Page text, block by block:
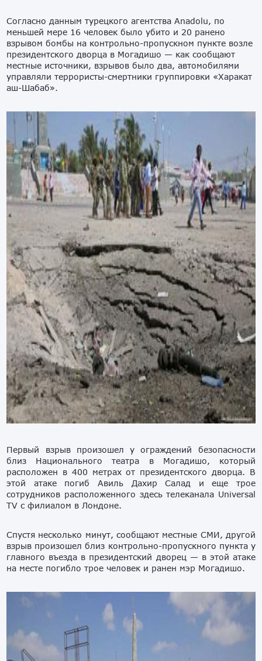
Согласно данным турецкого агентства Anadolu, по
меньшей мере 16 человек было убито и 20 ранено
взрывом бомбы на контрольно-пропускном пункте возле
президентского дворца в Могадишо — как сообщают
местные источники, взрывов было два, автомобилями
управляли террористы-смертники группировки «Харакат
аш-Шабаб».
Первый взрыв произошел у ограждений безопасности
близ Национального театра в Могадишо, который
расположен в 400 метрах от президентского дворца. В
этой атаке погиб Авиль Дахир Салад и еще трое
сотрудников расположенного здесь телеканала Universal
TV с филиалом в Лондоне.
Спустя несколько минут, сообщают местные СМИ, другой
взрыв произошел близ контрольно-пропускного пункта у
главного въезда в президентский дворец — в этой атаке
на месте погибло трое человек и ранен мэр Могадишо.